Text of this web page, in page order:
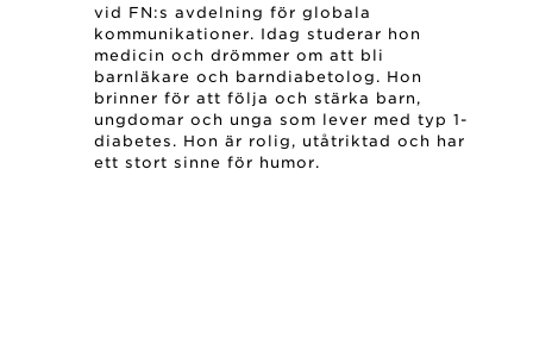
vid FN:s avdelning för globala
kommunikationer. Idag studerar hon
medicin och drömmer om att bli
barnläkare och barndiabetolog. Hon
brinner för att följa och stärka barn,
ungdomar och unga som lever med typ 1-
diabetes. Hon är rolig, utåtriktad och har
ett stort sinne för humor.